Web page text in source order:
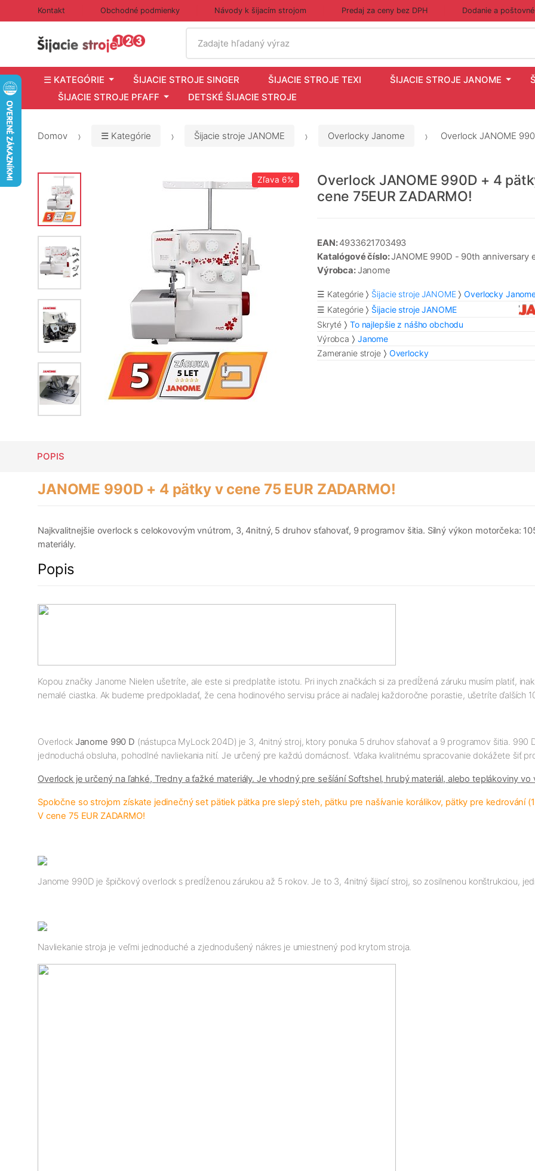
Kontakt Obchodné podmienky Návody k šijacím strojom Predaj za ceny bez DPH Dodanie a poštovné
Zadajte hľadaný výraz
☰ KATEGÓRIE ŠIJACIE STROJE SINGER ŠIJACIE STROJE TEXI ŠIJACIE STROJE JANOME
ŠIJACIE STROJE PFAFF
DETSKÉ ŠIJACIE STROJE
Domov ☰ Kategórie Šijacie stroje JANOME Overlocky Janome Overlock JANOME
Zľava 6%
Overlock JANOME 990D + 4
cene 75EUR ZADARMO!
EAN:4933621703493
Katalógové číslo:JANOME 990D - 90th anniversary
Výrobca:Janome
☰ Kategórie Šijacie stroje JANOME
Overlocky
☰ Kategórie
Šijacie stroje JANOME
Skryté
To najlepšie z nášho obchodu
Výrobca
Janome
Zameranie stroje
Overlocky
POPIS
JANOME 990D + 4 pätky v cene 75 EUR ZADARMO!
Najkvalitnejšie overlock s celokovovým vnútrom, 3, 4nitný, 5 druhov sťahovať, 9 programov šitia. Silný výkon motorčeka:
materiály.
Popis
Kopou značky Janome Nielen ušetríte, ale este si predplatíte istotu. Pri inych značkách si za predĺžená záruku musím platiť,
nemalé ciastka. Ak budeme predpokladať, že cena hodinového servisu práce ai naďalej každoročne porastie, ušetríte ďalších
Overlock Janome 990 D (nástupca MyLock 204D) je 3, 4nitný stroj, ktory ponuka 5 druhov sťahovať a 9 programov šitia. 990
jednoduchá obsluha, pohodlné navliekania nití. Je určený pre každú domácnosť. Vďaka kvalitnému spracovanie dokážete šiť
Overlock je určený na ľahké, Tredny a ťažké materiály. Je vhodný pre sešíání Softshel, hrubý materiál, alebo teplákoviny vo
Spoločne so strojom získate jedinečný set pätiek pätka pre slepý steh, pätku pre našívanie korálikov, pätky pre kedrování
V cene 75 EUR ZADARMO!
Janome 990D je špičkový overlock s predĺženou zárukou až 5 rokov. Je to 3, 4nitný šijací stroj, so zosilnenou konštrukciou,
Navliekanie stroja je veľmi jednoduché a zjednodušený nákres je umiestnený pod krytom stroja.